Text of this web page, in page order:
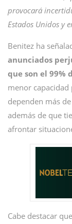
provocará
Estados Unidos y
Benitez ha
anunciados
que son el 99%
menor
dependen más
además de que
afrontar
Cabe destacar que